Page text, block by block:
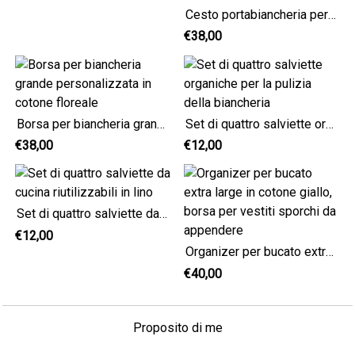
Cesto portabiancheria personalizzato, organizer per biancheria in cotone a righe grigie per vestiti sporchi, deposito per la scuola materna
€38,00
Borsa per biancheria grande personalizzata in cotone floreale
€38,00
Set di quattro salviette organiche per la pulizia della biancheria
€12,00
Set di quattro salviette da cucina riutilizzabili in lino
€12,00
Organizer per bucato extra large in cotone giallo, borsa per vestiti sporchi da appendere
€40,00
Proposito di me